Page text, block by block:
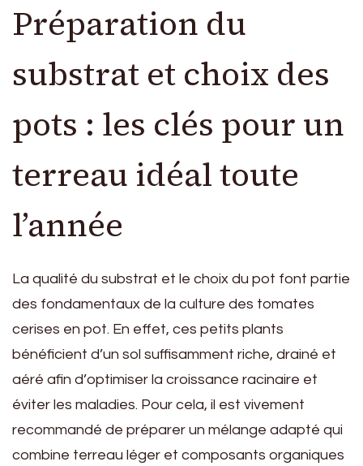
Préparation du
substrat et choix des
pots : les clés pour un
terreau idéal toute
l’année
La qualité du substrat et le choix du pot font partie
des fondamentaux de la culture des tomates
cerises en pot. En effet, ces petits plants
bénéficient d’un sol suffisamment riche, drainé et
aéré afin d’optimiser la croissance racinaire et
éviter les maladies. Pour cela, il est vivement
recommandé de préparer un mélange adapté qui
combine terreau léger et composants organiques